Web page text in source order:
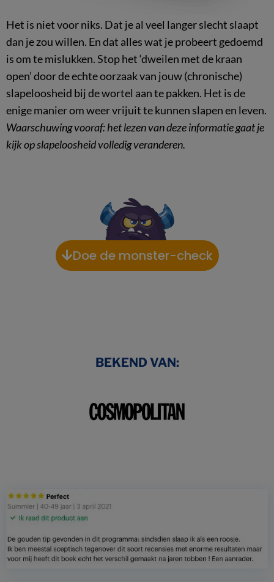
Het is niet voor niks. Dat je al veel langer slecht slaapt
dan je zou willen. En dat alles wat je probeert gedoemd
is om te mislukken. Stop het ‘dweilen met de kraan
open’ door de echte oorzaak van jouw (chronische)
slapeloosheid bij de wortel aan te pakken. Het is de
enige manier om weer vrijuit te kunnen slapen en leven.
Waarschuwing vooraf: het lezen van deze informatie gaat je
kijk op slapeloosheid volledig veranderen.
Doe de monster-check
BEKEND VAN: